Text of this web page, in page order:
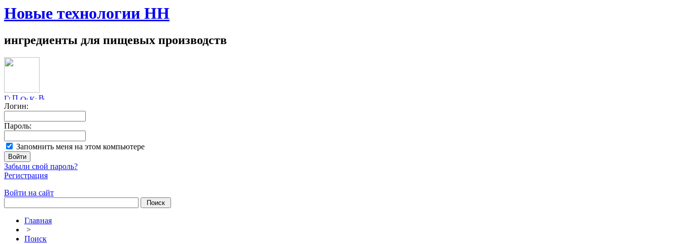
Новые технологии НН
ингредиенты для пищевых производств
Логин:
Пароль:
Запомнить меня на этом компьютере
Забыли свой пароль?
Регистрация
Войти на сайт
Главная
>
Поиск